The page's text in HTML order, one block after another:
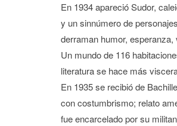
En 1934 apareció Sudor,
y un sinnúmero de
derraman humor,
Un mundo de 116
literatura se hace más
En 1935 se recibió de
con costumbrismo; relato
fue encarcelado por su